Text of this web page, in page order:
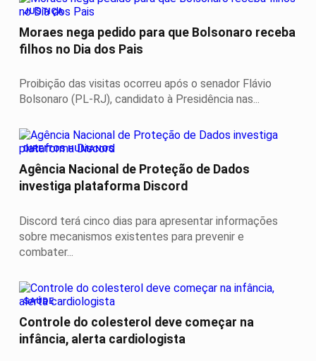
JUSTIÇA
Moraes nega pedido para que Bolsonaro receba
filhos no Dia dos Pais
Proibição das visitas ocorreu após o senador Flávio
Bolsonaro (PL-RJ), candidato à Presidência nas...
DIREITOS HUMANOS
Agência Nacional de Proteção de Dados
investiga plataforma Discord
Discord terá cinco dias para apresentar informações
sobre mecanismos existentes para prevenir e
combater...
SAÚDE
Controle do colesterol deve começar na
infância, alerta cardiologista